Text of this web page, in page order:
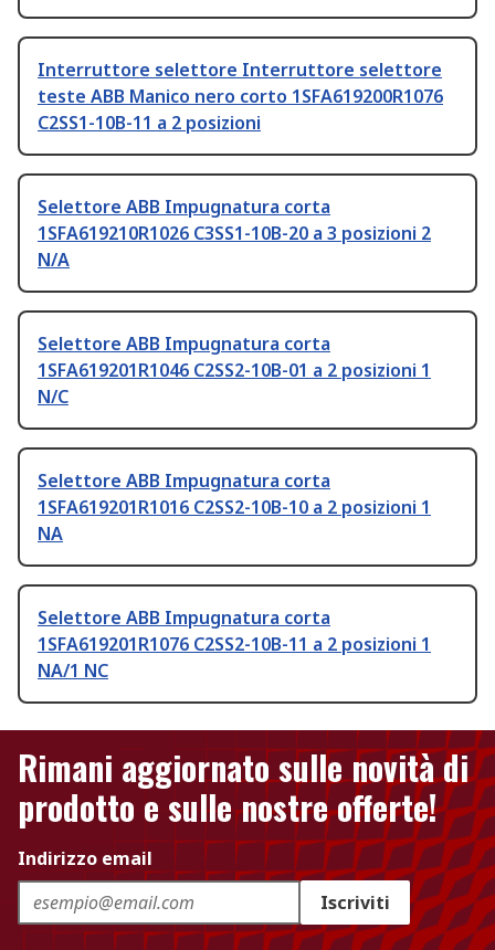
Interruttore selettore Interruttore selettore
teste ABB Manico nero corto 1SFA619200R1076
C2SS1-10B-11 a 2 posizioni
Selettore ABB Impugnatura corta
1SFA619210R1026 C3SS1-10B-20 a 3 posizioni 2
N/A
Selettore ABB Impugnatura corta
1SFA619201R1046 C2SS2-10B-01 a 2 posizioni 1
N/C
Selettore ABB Impugnatura corta
1SFA619201R1016 C2SS2-10B-10 a 2 posizioni 1
NA
Selettore ABB Impugnatura corta
1SFA619201R1076 C2SS2-10B-11 a 2 posizioni 1
NA/1 NC
Rimani aggiornato sulle novità di
prodotto e sulle nostre offerte!
Indirizzo email
Iscriviti